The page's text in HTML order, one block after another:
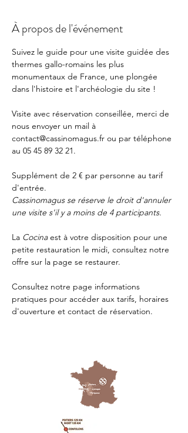
À propos de l'événement
Suivez le guide pour une visite guidée des
thermes gallo-romains les plus
monumentaux de France, une plongée
dans l'histoire et l'archéologie du site !
Visite avec réservation conseillée, merci de
nous envoyer un mail à
contact@cassinomagus.fr ou par téléphone
au 05 45 89 32 21.
Supplément de 2 € par personne au tarif
d'entrée.
Cassinomagus se réserve le droit d'annuler
une visite s'il y a moins de 4 participants.
La Cocina est à votre disposition pour une
petite restauration le midi, consultez notre
offre sur la page se restaurer.
Consultez notre page informations
pratiques pour accéder aux tarifs, horaires
d'ouverture et contact de réservation.